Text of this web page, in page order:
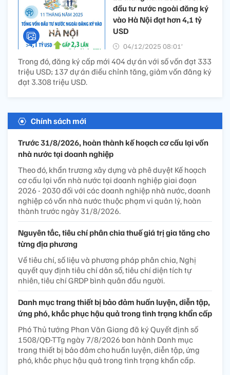
đầu tư nước ngoài đăng ký
vào Hà Nội đạt hơn 4,1 tỷ
USD
04/12/2025 08:01’
Trong đó, đăng ký cấp mới 404 dự án với số vốn đạt 333
triệu USD; 137 dự án điều chỉnh tăng, giảm vốn đăng ký
đạt 3.308 triệu USD.
Chính sách mới
Trước 31/8/2026, hoàn thành kế hoạch cơ cấu lại vốn
nhà nước tại doanh nghiệp
Theo đó, khẩn trương xây dựng và phê duyệt Kế hoạch
cơ cấu lại vốn nhà nước tại doanh nghiệp giai đoạn
2026 - 2030 đối với các doanh nghiệp nhà nước, doanh
nghiệp có vốn nhà nước thuộc phạm vi quản lý, hoàn
thành trước ngày 31/8/2026.
Nguyên tắc, tiêu chí phân chia thuế giá trị gia tăng cho
từng địa phương
Về tiêu chí, số liệu và phương pháp phân chia, Nghị
quyết quy định tiêu chí dân số, tiêu chí diện tích tự
nhiên, tiêu chí GRDP bình quân đầu người.
Danh mục trang thiết bị bảo đảm huấn luyện, diễn tập,
ứng phó, khắc phục hậu quả trong tình trạng khẩn cấp
Phó Thủ tướng Phan Văn Giang đã ký Quyết định số
1508/QĐ-TTg ngày 7/8/2026 ban hành Danh mục
trang thiết bị bảo đảm cho huấn luyện, diễn tập, ứng
phó, khắc phục hậu quả trong tình trạng khẩn cấp.